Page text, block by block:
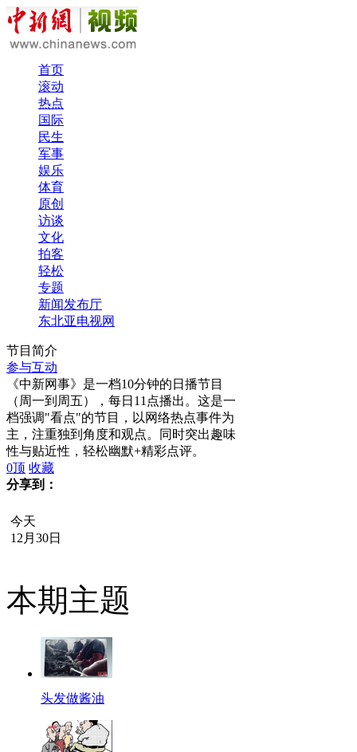
首页
滚动
热点
国际
民生
军事
娱乐
体育
原创
访谈
文化
拍客
轻松
专题
新闻发布厅
东北亚电视网
节目简介
参与互动
《中新网事》是一档10分钟的日播节目
（周一到周五），每日11点播出。这是一
档强调"看点"的节目，以网络热点事件为
主，注重独到角度和观点。同时突出趣味
性与贴近性，轻松幽默+精彩点评。
0顶 收藏
分享到：
今天
12月30日
本期主题
头发做酱油